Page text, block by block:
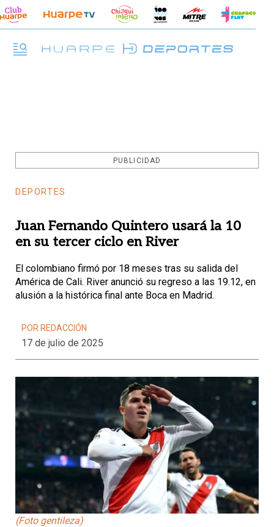
PUBLICIDAD
DEPORTES
Juan Fernando Quintero usará la 10
en su tercer ciclo en River
El colombiano firmó por 18 meses tras su salida del
América de Cali. River anunció su regreso a las 19.12, en
alusión a la histórica final ante Boca en Madrid.
POR REDACCIÓN
17 de julio de 2025
(Foto gentileza)